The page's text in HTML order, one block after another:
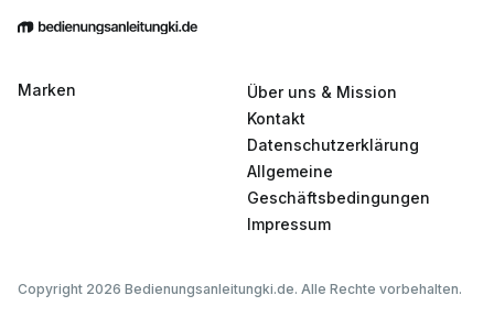
Marken
Über uns & Mission
Kontakt
Datenschutzerklärung
Allgemeine
Geschäftsbedingungen
Impressum
Copyright 2026 Bedienungsanleitungki.de. Alle Rechte vorbehalten.